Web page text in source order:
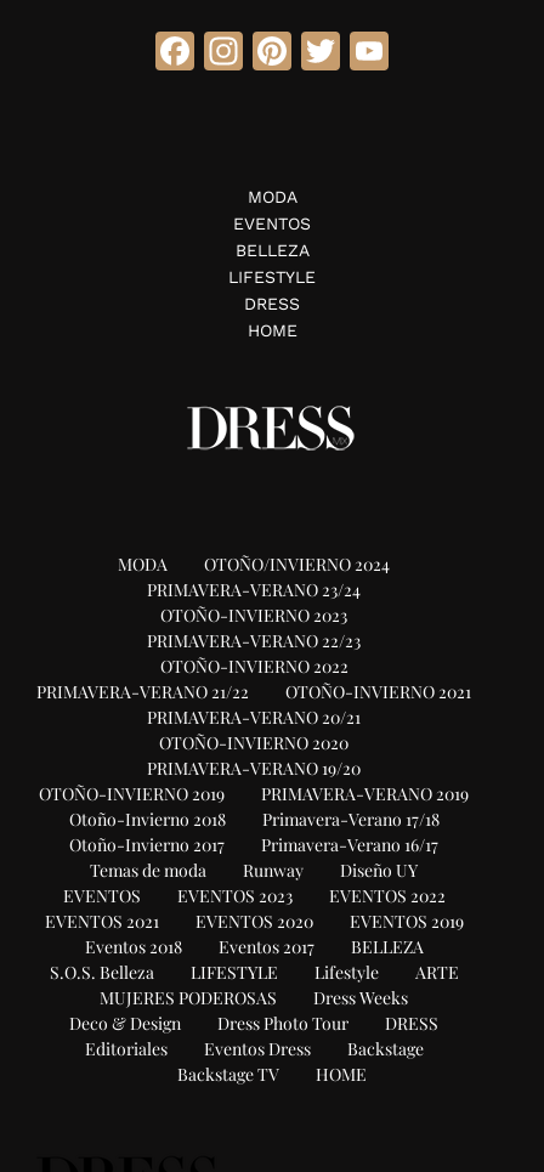
Facebook
Instagram
Pinterest
Twitter
MODA
EVENTOS
BELLEZA
LIFESTYLE
DRESS
HOME
MODA
OTOÑO/INVIERNO 2024
PRIMAVERA-VERANO 23/24
OTOÑO-INVIERNO 2023
PRIMAVERA-VERANO 22/23
OTOÑO-INVIERNO 2022
PRIMAVERA-VERANO 21/22
OTOÑO-INVIERNO 2021
PRIMAVERA-VERANO 20/21
OTOÑO-INVIERNO 2020
PRIMAVERA-VERANO 19/20
OTOÑO-INVIERNO 2019
PRIMAVERA-VERANO 2019
Otoño-Invierno 2018
Primavera-Verano 17/18
Otoño-Invierno 2017
Primavera-Verano 16/17
Temas de moda
Runway
Diseño UY
EVENTOS
EVENTOS 2023
EVENTOS 2022
EVENTOS 2021
EVENTOS 2020
EVENTOS 2019
Eventos 2018
Eventos 2017
BELLEZA
S.O.S. Belleza
LIFESTYLE Lifestyle
ARTE
MUJERES PODEROSAS
Dress Weeks
Deco & Design
Dress Photo Tour
DRESS
Editoriales
Eventos Dress
Backstage
Backstage TV
HOME